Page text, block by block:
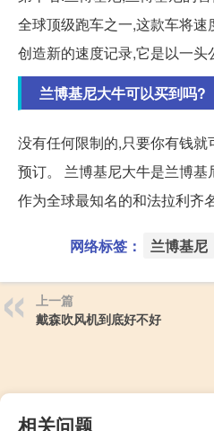
全球顶级跑车之一,这款车将
创造新的速度记录,它是以一头
兰博基尼大牛可以买到吗?
没有任何限制的,只要你有钱
预订。 兰博基尼大牛是兰博
作为全球最知名的和法拉利齐
网络标签： 兰博基尼
上一篇
戴森吹风机到底好不好
相关问题